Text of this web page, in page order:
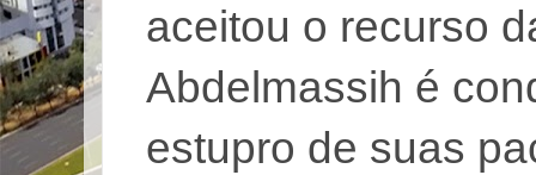
aceitou o recurso
Abdelmassih é
estupro de suas